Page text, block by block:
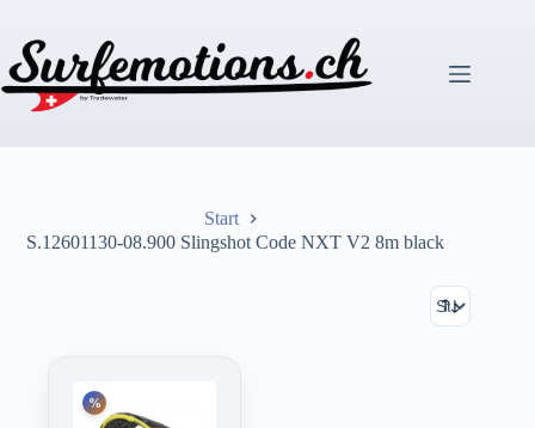
springen
Start
S.12601130-08.900 Slingshot Code NXT V2 8m black